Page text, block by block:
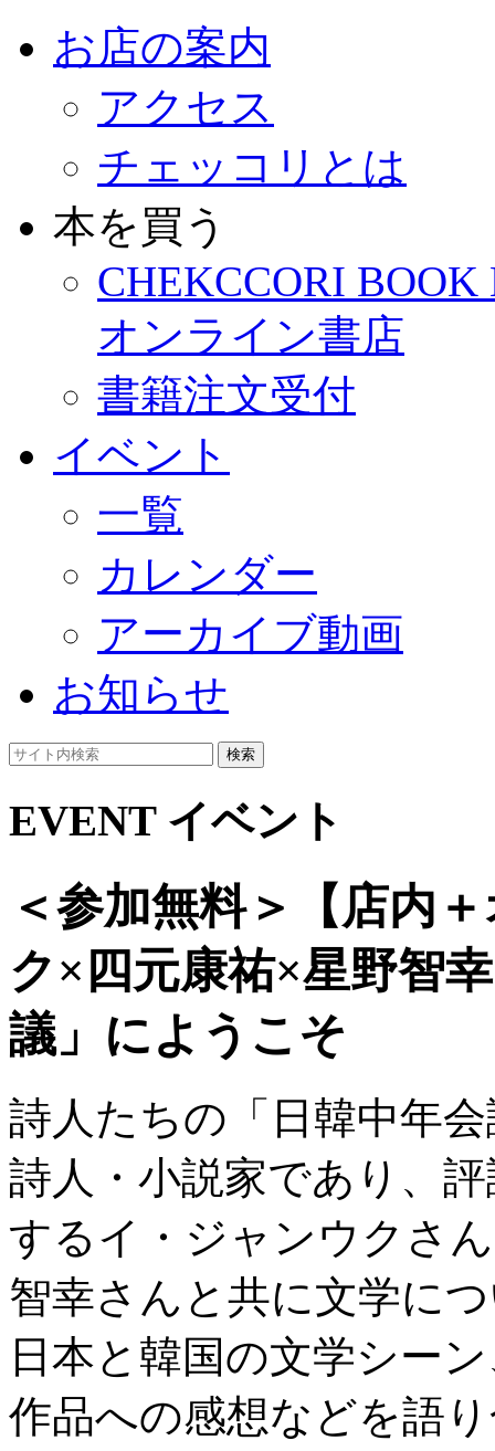
お店の案内
アクセス
チェッコリとは
本を買う
CHEKCCORI BOOK
オンライン書店
書籍注文受付
イベント
一覧
カレンダー
アーカイブ動画
お知らせ
検索
EVENT イベント
＜参加無料＞【店内
ク×四元康祐×星野智
議」にようこそ
詩人たちの「日韓中年
詩人・小説家であり、
するイ・ジャンウクさ
智幸さんと共に文学に
日本と韓国の文学シー
作品への感想などを語